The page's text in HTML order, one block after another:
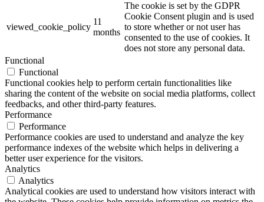
viewed_cookie_policy
11
months
The cookie is set by the GDPR
Cookie Consent plugin and is used
to store whether or not user has
consented to the use of cookies. It
does not store any personal data.
Functional
Functional
Functional cookies help to perform certain functionalities like
sharing the content of the website on social media platforms, collect
feedbacks, and other third-party features.
Performance
Performance
Performance cookies are used to understand and analyze the key
performance indexes of the website which helps in delivering a
better user experience for the visitors.
Analytics
Analytics
Analytical cookies are used to understand how visitors interact with